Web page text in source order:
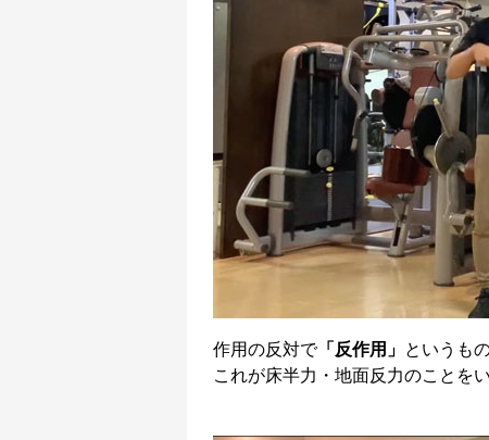
作用の反対で「反作用」 というも
これが床半力・地面反力のことを